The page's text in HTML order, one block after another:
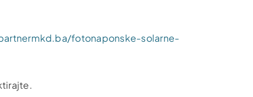
fotonaponske-solarne-